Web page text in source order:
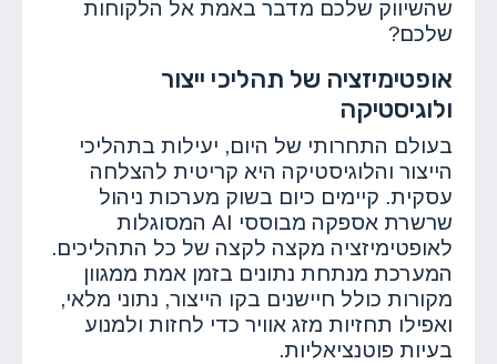
שהשיווק שלכם מדבר באמת אל הלקוחות
שלכם?
אופטימיזציה של תהליכי ייצור
ולוגיסטיקה
בעולם התחרותי של היום, יעילות בתהליכי
הייצור והלוגיסטיקה היא קריטית להצלחה
עסקית. קיימים כיום בשוק מערכות ניהול
שרשרת אספקה מבוססי AI המסוגלות
לאופטימיזציה מקצה לקצה של כל התהליכים.
המערכת מנתחת נתונים בזמן אמת ממגוון
מקורות כולל חיישנים בקו הייצור, נתוני מלאי,
ואפילו תחזיות מזג אוויר כדי לחזות ולמנוע
בעיות פוטנציאליות.